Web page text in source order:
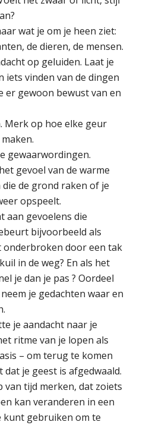
wat je om je heen ziet:
de dieren, de mensen.
op geluiden. Laat je
iets vinden van de dingen
er gewoon bewust van en
Merk op hoe elke geur
gewaarwordingen.
gevoel van de warme
de grond raken of je
opspeelt.
aan gevoelens die
bijvoorbeeld als
door een tak
in de weg? En als het
je dan je pas ? Oordeel
je gedachten waar en
je aandacht naar je
ritme van je lopen als
– om terug te komen
dat je geest is afgedwaald.
van tijd merken, dat zoiets
kan veranderen in een
kunt gebruiken om te